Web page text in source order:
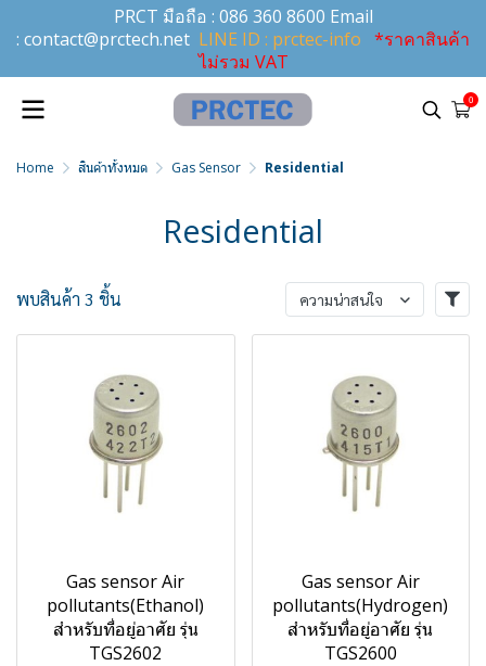
PRCT มือถือ : 086 360 8600 Email
: contact@prctech.net LINE ID : prctec-info *ราคาสินค้า
ไม่รวม VAT
0
Home สินค้าทั้งหมด Gas Sensor Residential
Residential
พบสินค้า 3 ชิ้น ความน่าสนใจ
Gas sensor Air
pollutants(Ethanol)
สำหรับที่อยู่อาศัย รุ่น
TGS2602
Gas sensor Air
pollutants(Hydrogen)
สำหรับที่อยู่อาศัย รุ่น
TGS2600